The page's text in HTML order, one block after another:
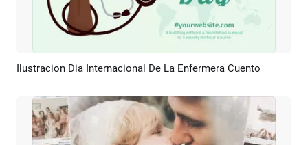
Previsualizar Personalizar
Ilustracion Dia Internacional De La Enfermera Cuento